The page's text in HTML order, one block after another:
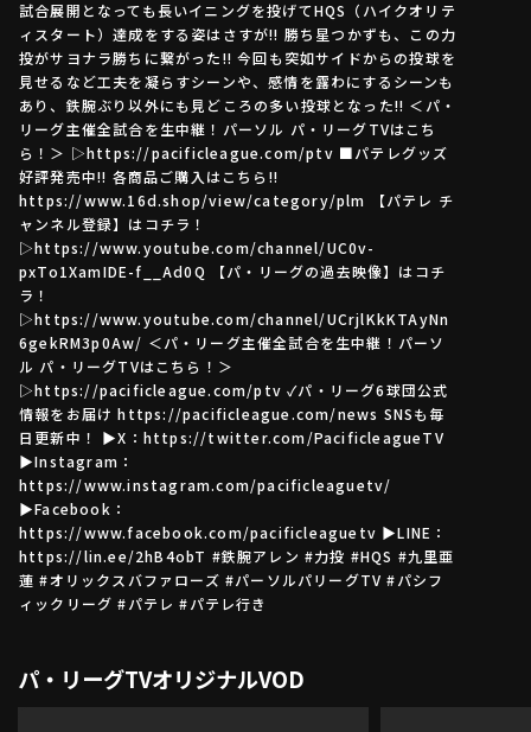
交流戦
千葉ロッテマリーンズ
オリックス・バファローズ
福岡ソフトバンクホークス
設定
利用規約
運営会社（別ウィンドウで開く）
特定商取引法の表示 アルバイト募集（別ウィンドウで開く
動画を検索（選手・チーム・プレー内容…）
試合展開となっても長いイニングを投げてHQS（ハイクオリテ
ィスタート）達成をする姿はさすが!! 勝ち星つかずも、この力
投がサヨナラ勝ちに繋がった!! 今回も突如サイドからの投球を
見せるなど工夫を凝らすシーンや、感情を露わにするシーンも
あり、鉄腕ぶり以外にも見どころの多い投球となった!! ＜パ・
リーグ主催全試合を生中継！パーソル パ・リーグTVはこち
ら！＞ ▷https://pacificleague.com/ptv ■パテレグッズ
好評発売中!! 各商品ご購入はこちら!!
https://www.16d.shop/view/category/plm 【パテレ チ
ャンネル登録】はコチラ！
▷https://www.youtube.com/channel/UC0v-
pxTo1XamIDE-f__Ad0Q 【パ・リーグの過去映像】はコチ
ラ！
▷https://www.youtube.com/channel/UCrjlKkKTAyNn
6gekRM3p0Aw/ ＜パ・リーグ主催全試合を生中継！パーソ
ル パ・リーグTVはこちら！＞
▷https://pacificleague.com/ptv ✓パ・リーグ6球団公式
情報をお届け https://pacificleague.com/news SNSも毎
日更新中！ ▶X：https://twitter.com/PacificleagueTV
▶Instagram：
https://www.instagram.com/pacificleaguetv/
▶Facebook：
https://www.facebook.com/pacificleaguetv ▶LINE：
https://lin.ee/2hB4obT #鉄腕アレン #力投 #HQS #九里亜
蓮 #オリックスバファローズ #パーソルパリーグTV #パシフ
ィックリーグ #パテレ #パテレ行き
パ・リーグTVオリジナルVOD